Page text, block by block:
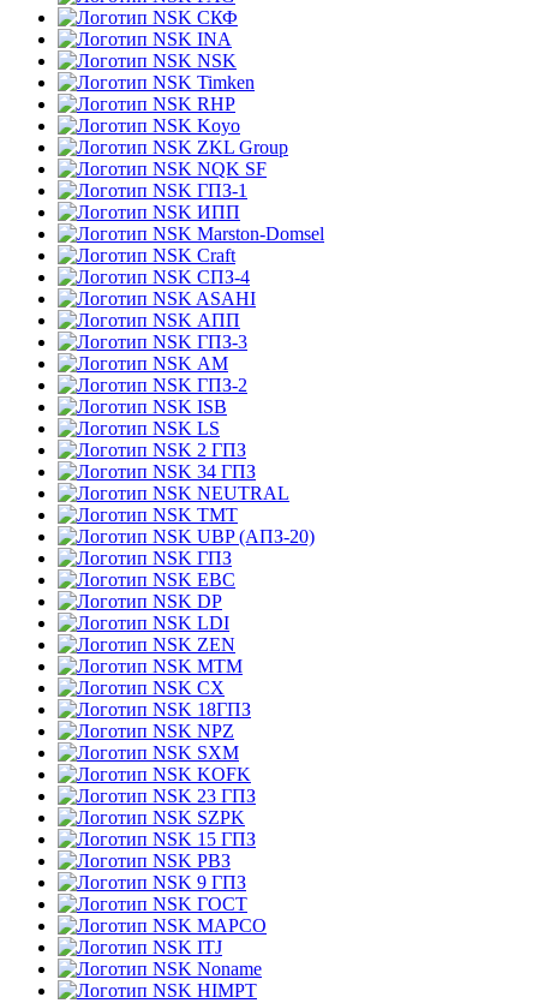
СКФ
INA
NSK
Timken
RHP
Koyo
ZKL Group
NQK SF
ГПЗ-1
ИПП
Marston-Domsel
Craft
СПЗ-4
ASAHI
АПП
ГПЗ-3
АМ
ГПЗ-2
ISB
LS
2 ГПЗ
34 ГПЗ
NEUTRAL
TMT
UBP (АПЗ-20)
ГПЗ
EBC
DP
LDI
ZEN
MTM
CX
18ГПЗ
NPZ
SXM
KOFK
23 ГПЗ
SZPK
15 ГПЗ
РВЗ
9 ГПЗ
ГОСТ
MAPCO
ITJ
Noname
HIMPT